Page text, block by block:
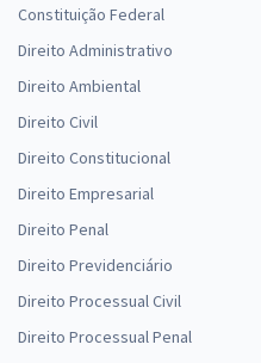
Constituição Federal
Direito Administrativo
Direito Ambiental
Direito Civil
Direito Constitucional
Direito Empresarial
Direito Penal
Direito Previdenciário
Direito Processual Civil
Direito Processual Penal